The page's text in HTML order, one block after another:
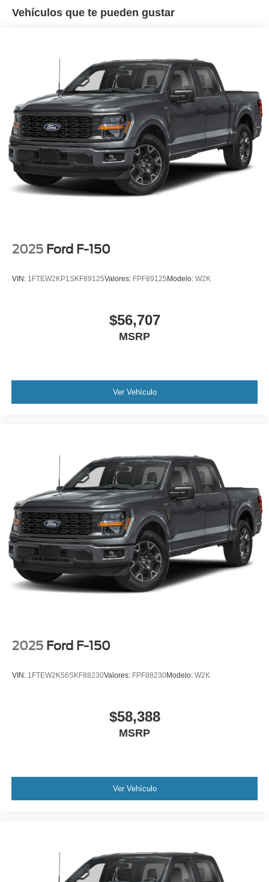
Vehículos que te pueden gustar
2025 Ford F-150
VIN: 1FTEW2KP1SKF89125Valores: FPF89125 Modelo: W2K
$56,707
MSRP
Ver Vehículo
2025 Ford F-150
VIN: 1FTEW2K56SKF88230Valores: FPF88230Modelo: W2K
$58,388
MSRP
Ver Vehículo